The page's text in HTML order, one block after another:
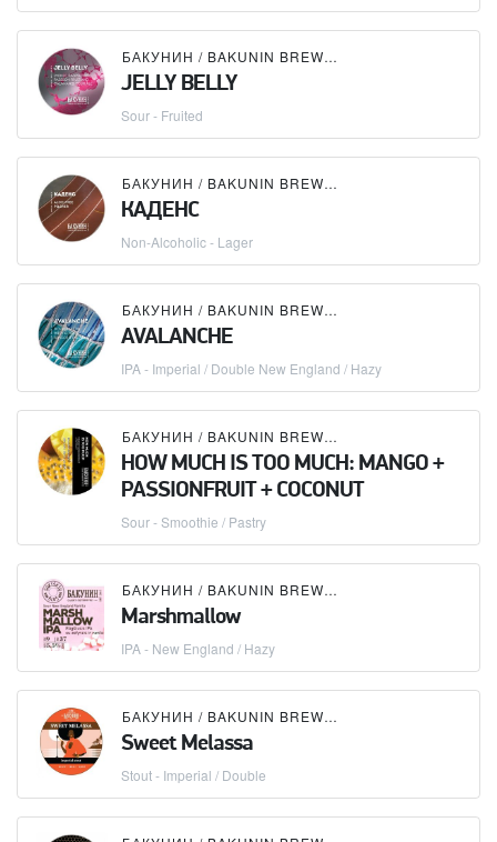
БАКУНИН / BAKUNIN BREWING CO.
JELLY BELLY
Sour - Fruited
БАКУНИН / BAKUNIN BREWING CO.
КАДЕНС
Non-Alcoholic - Lager
БАКУНИН / BAKUNIN BREWING CO.
AVALANCHE
IPA - Imperial / Double New England / Hazy
БАКУНИН / BAKUNIN BREWING CO.
HOW MUCH IS TOO MUCH: MANGO +
PASSIONFRUIT + COCONUT
Sour - Smoothie / Pastry
БАКУНИН / BAKUNIN BREWING CO.
Marshmallow
IPA - New England / Hazy
БАКУНИН / BAKUNIN BREWING CO.
Sweet Melassa
Stout - Imperial / Double